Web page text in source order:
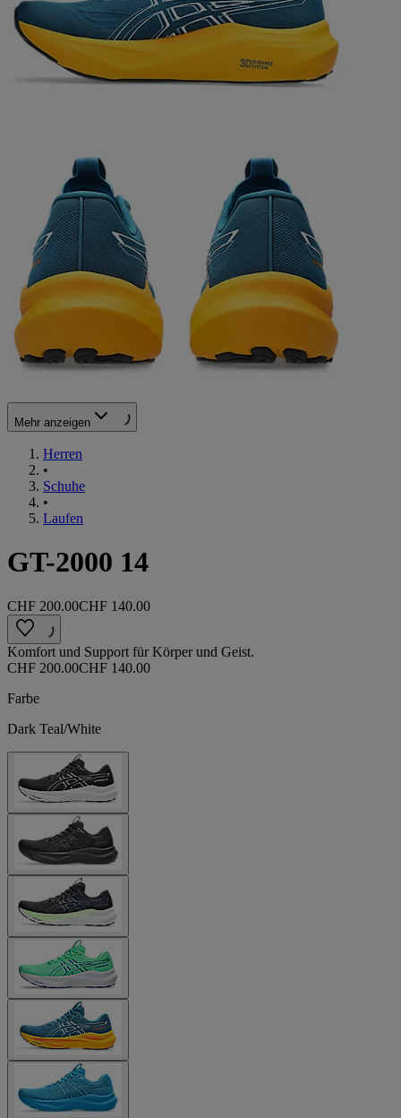
Mehr anzeigen
Herren
•
Schuhe
•
Laufen
GT-2000 14
CHF 200.00CHF 140.00
Komfort und Support für Körper und Geist.
CHF 200.00CHF 140.00
Farbe
Dark Teal/White